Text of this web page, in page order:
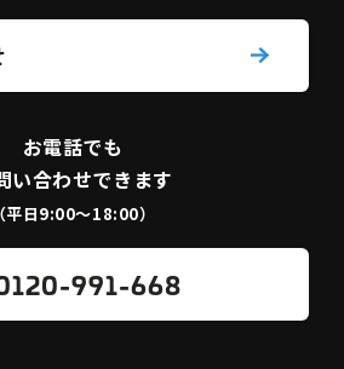
お電話でも
い合わせできます
（平日9:00〜18:00）
991-668